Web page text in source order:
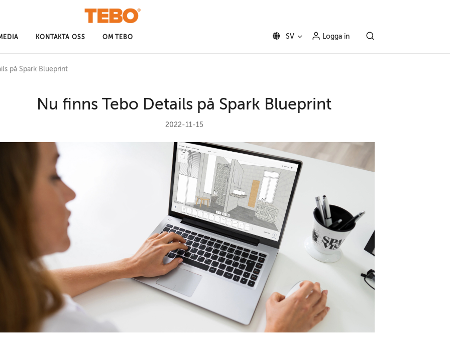
KONTAKTA OSS OM TEBO SV Logga in
på Spark Blueprint
Nu finns Tebo Details på Spark Blueprint
2022-11-15